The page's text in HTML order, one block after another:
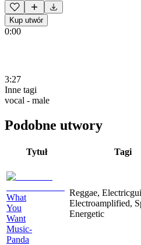
Kup utwór
0:00
3:27
Inne tagi
vocal - male
Podobne utwory
Tytuł Tagi
What
You
Want
Music-
Panda
Reggae,
Electroamplified,
Energetic